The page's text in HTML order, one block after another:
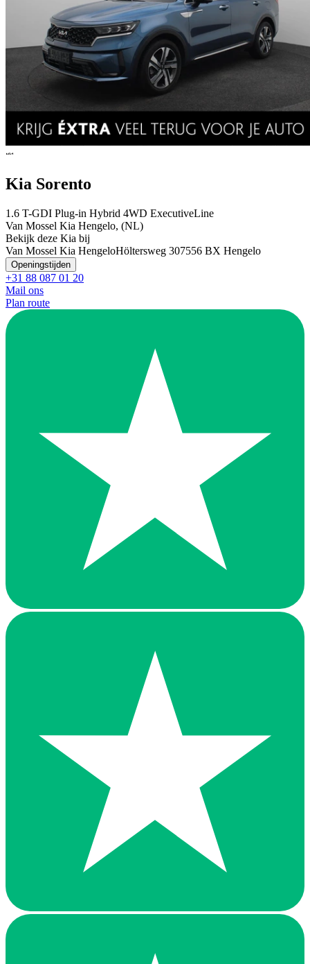
Kia Sorento
1.6 T-GDI Plug-in Hybrid 4WD ExecutiveLine
Van Mossel Kia Hengelo, (NL)
Bekijk deze Kia bij
Van Mossel Kia HengeloHöltersweg 307556 BX Hengelo
Openingstijden
+31 88 087 01 20
Mail ons
Plan route